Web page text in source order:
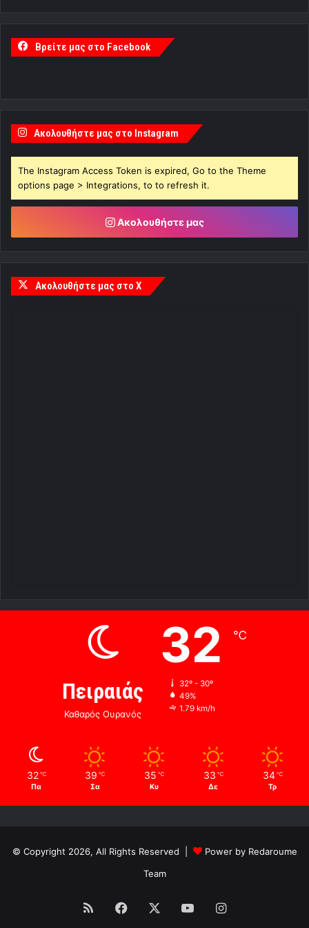
Βρείτε μας στο Facebook
Ακολουθήστε μας στο Instagram
The Instagram Access Token is expired, Go to the Theme
options page > Integrations, to to refresh it.
Ακολουθήστε μας
Ακολουθήστε μας στο X
Πειραιάς
Καθαρός Ουρανός
32 ℃
32º - 30º
49%
1.79 km/h
32 ℃
Πα
39 ℃
Σα
35 ℃
Κυ
33 ℃
Δε
34 ℃
Τρ
© Copyright 2026, All Rights Reserved |
Power by Redaroume
Team
RSS Facebook YouTubeInstagram